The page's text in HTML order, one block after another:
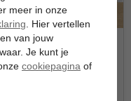
Algarve’ genoemd.
met een oase van rust